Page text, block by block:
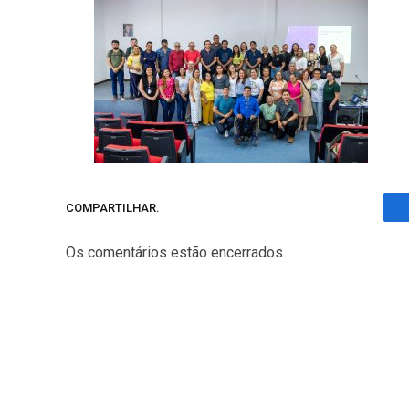
COMPARTILHAR.
Os comentários estão encerrados.